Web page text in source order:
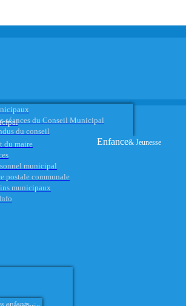
séances du Conseil Municipal
du conseil
du maire
municipal
postale communale
municipaux
Enfance& Jeunesse
enfants